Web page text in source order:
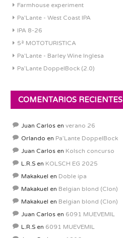
Farmhouse experiment
Pa'Lante - West Coast IPA
IPA 8-26
5ª MOTOTURISTICA
Pa'Lante - Barley Wine Inglesa
Pa’Lante DoppelBock (2.0)
COMENTARIOS RECIENTES
Juan Carlos en verano 26
Orlando en Pa’Lante DoppelBock
Juan Carlos en Kolsch concurso
L.R.S en KOLSCH EG 2025
Makakuel en Doble ipa
Makakuel en Belgian blond (Clon)
Makakuel en Belgian blond (Clon)
Juan Carlos en 6091 MUEVEMIL
L.R.S en 6091 MUEVEMIL